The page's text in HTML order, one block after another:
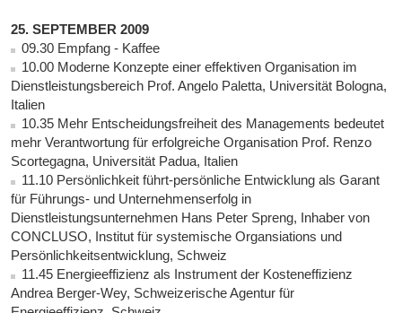
25. SEPTEMBER 2009
09.30 Empfang - Kaffee
10.00 Moderne Konzepte einer effektiven Organisation im
Dienstleistungsbereich Prof. Angelo Paletta, Universität Bologna,
Italien
10.35 Mehr Entscheidungsfreiheit des Managements bedeutet
mehr Verantwortung für erfolgreiche Organisation Prof. Renzo
Scortegagna, Universität Padua, Italien
11.10 Persönlichkeit führt-persönliche Entwicklung als Garant
für Führungs- und Unternehmenserfolg in
Dienstleistungsunternehmen Hans Peter Spreng, Inhaber von
CONCLUSO, Institut für systemische Organsiations und
Persönlichkeitsentwicklung, Schweiz
11.45 Energieeffizienz als Instrument der Kosteneffizienz
Andrea Berger-Wey, Schweizerische Agentur für